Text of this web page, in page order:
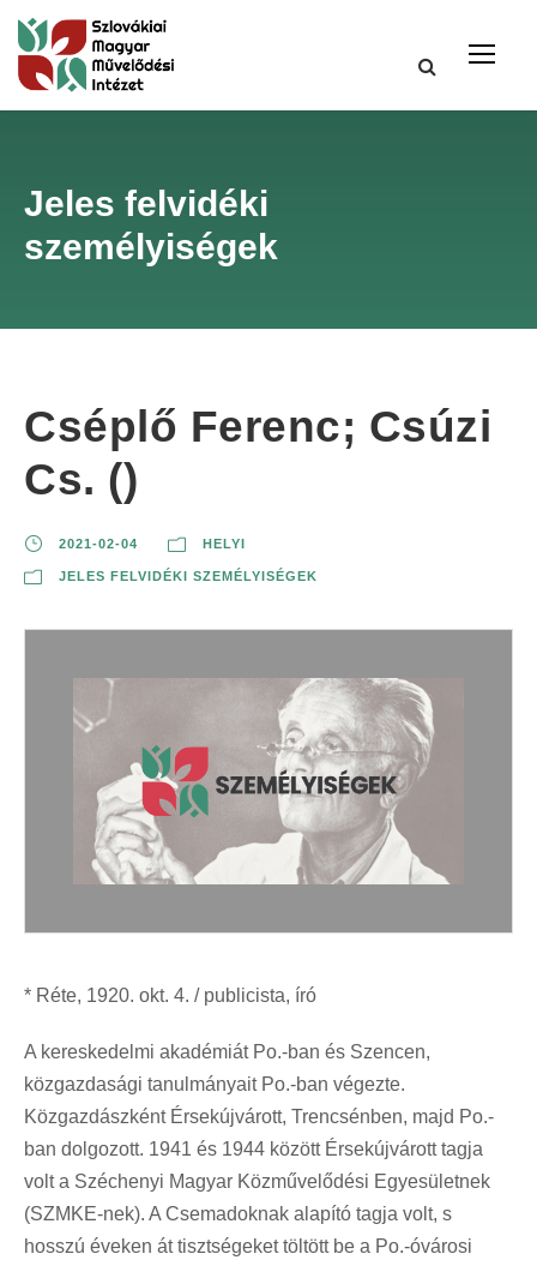
Jeles felvidéki
személyiségek
Cséplő Ferenc; Csúzi
Cs. ()
2021-02-04 HELYI
JELES FELVIDÉKI SZEMÉLYISÉGEK
* Réte, 1920. okt. 4. / publicista, író
A kereskedelmi akadémiát Po.-ban és Szencen,
közgazdasági tanulmányait Po.-ban végezte.
Közgazdászként Érsekújvárott, Trencsénben, majd Po.-
ban dolgozott. 1941 és 1944 között Érsekújvárott tagja
volt a Széchenyi Magyar Közművelődési Egyesületnek
(SZMKE-nek). A Csemadoknak alapító tagja volt, s
hosszú éveken át tisztségeket töltött be a Po.-óvárosi